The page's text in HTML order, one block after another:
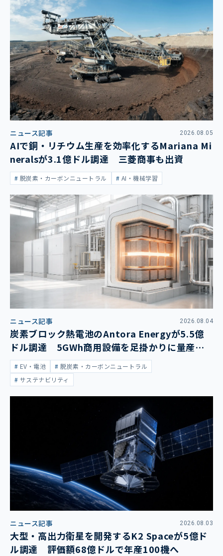
ニュース記事 2026.08.05
AIで銅・リチウム生産を効率化するMariana Mi
neralsが3.1億ドル調達 三菱商事も出資
脱炭素・カーボンニュートラル AI・機械学習
ニュース記事 2026.08.04
炭素ブロック熱電池のAntora Energyが5.5億
ドル調達 5GWh商用設備を足掛かりに量産拡
大EV・電池
脱炭素・カーボンニュートラル
サステナビリティ
ニュース記事 2026.08.03
大型・高出力衛星を開発するK2 Spaceが5億ド
ル調達 評価額68億ドルで年産100機へ